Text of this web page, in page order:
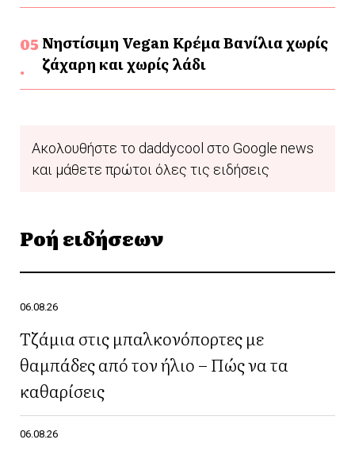
Νηστίσιμη Vegan Κρέμα Βανίλια χωρίς
ζάχαρη και χωρίς λάδι
Ακολουθήστε το daddycool στο Google news
και μάθετε πρώτοι όλες τις ειδήσεις
Ροή ειδήσεων
06.08.26
Τζάμια στις μπαλκονόπορτες με
θαμπάδες από τον ήλιο – Πώς να τα
καθαρίσεις
06.08.26